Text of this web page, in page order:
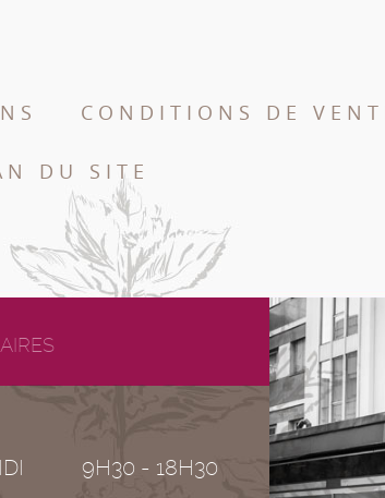
CONDITIONS DE
DU SITE
9H30 - 18H30